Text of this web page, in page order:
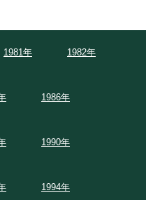
1981年 1982年
1986年
1990年
1994年